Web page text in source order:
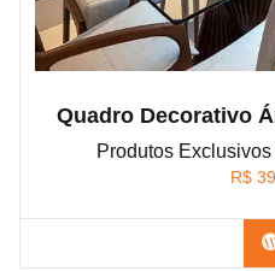
Quadro Decorativo
Produtos
R$